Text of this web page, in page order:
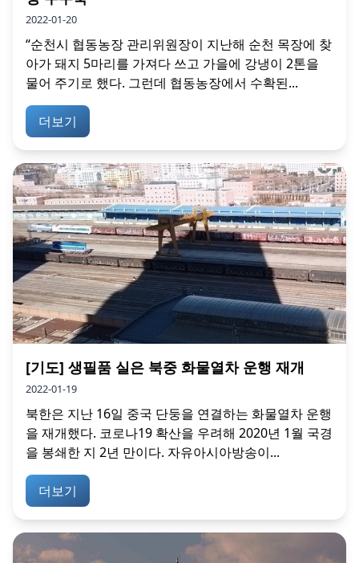
2022-01-20
“순천시 협동농장 관리위원장이 지난해 순천 목장에 찾
아가 돼지 5마리를 가져다 쓰고 가을에 강냉이 2톤을
물어 주기로 했다. 그런데 협동농장에서 수확된...
더보기
[기도] 생필품 실은 북중 화물열차 운행 재개
2022-01-19
북한은 지난 16일 중국 단둥을 연결하는 화물열차 운행
을 재개했다. 코로나19 확산을 우려해 2020년 1월 국경
을 봉쇄한 지 2년 만이다. 자유아시아방송이...
더보기